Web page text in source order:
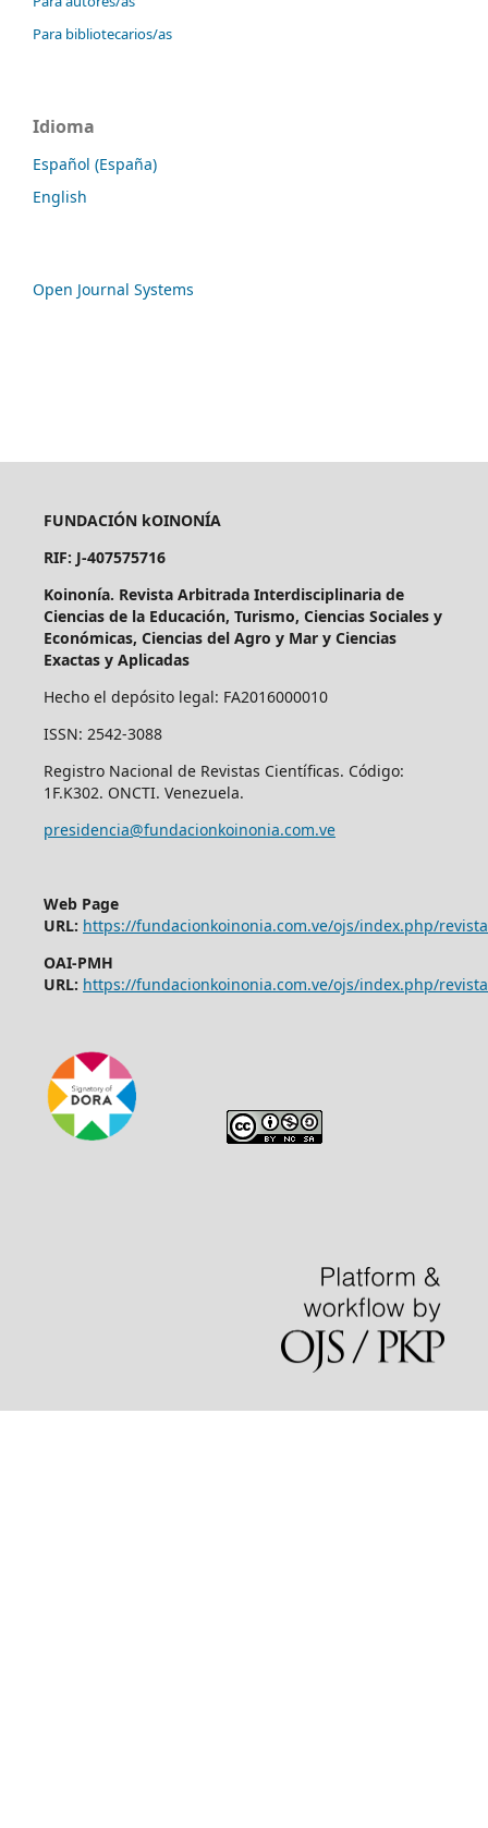
Para bibliotecarios/as
Idioma
Español (España)
English
Open Journal Systems
FUNDACIÓN kOINONÍA
RIF: J-407575716
Koinonía. Revista Arbitrada Interdisciplinaria de
Ciencias de la Educación, Turismo, Ciencias Sociales y
Económicas, Ciencias del Agro y Mar y Ciencias
Exactas y Aplicadas
Hecho el depósito legal: FA2016000010
ISSN: 2542-3088
Registro Nacional de Revistas Científicas. Código:
1F.K302. ONCTI. Venezuela.
presidencia@fundacionkoinonia.com.ve
Web Page
URL: https://fundacionkoinonia.com.ve/ojs/index.php/
OAI-PMH
URL: https://fundacionkoinonia.com.ve/ojs/index.php/